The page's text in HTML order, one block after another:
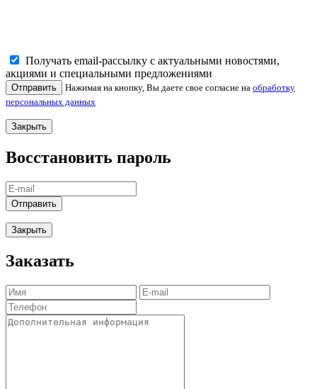
Получать email-рассылку с актуальными новостями,
акциями и специальными предложениями
Отправить Нажимая на кнопку, Вы даете свое согласие на обработку
персональных данных
Закрыть
Восстановить пароль
Отправить
Закрыть
Заказать